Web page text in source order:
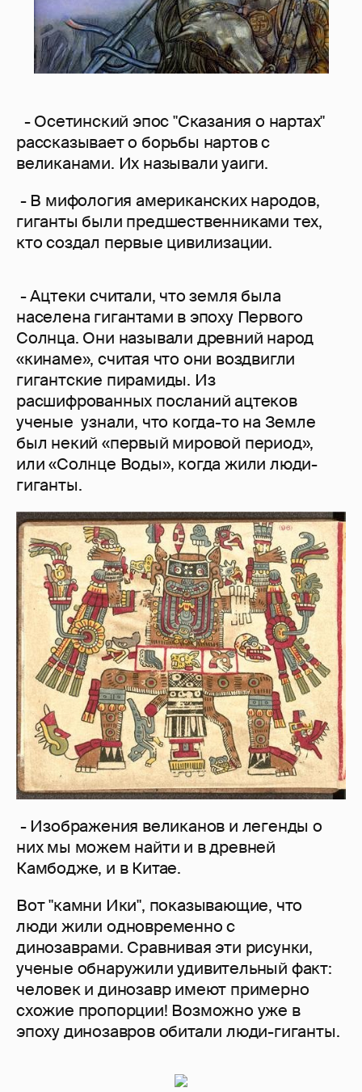
- Осетинский эпос "Сказания о нартах"
рассказывает о борьбы нартов с
великанами. Их называли уаиги.
- В мифология американских народов,
гиганты были предшественниками тех,
кто создал первые цивилизации.
- Ацтеки считали, что земля была
населена гигантами в эпоху Первого
Солнца. Они называли древний народ
«кинаме», считая что они воздвигли
гигантские пирамиды. Из
расшифрованных посланий ацтеков
ученые узнали, что когда-то на Земле
был некий «первый мировой период»,
или «Солнце Воды», когда жили люди-
гиганты.
- Изображения великанов и легенды о
них мы можем найти и в древней
Камбодже, и в Китае.
Вот "камни Ики", показывающие, что
люди жили одновременно с
динозаврами. Сравнивая эти рисунки,
ученые обнаружили удивительный факт:
человек и динозавр имеют примерно
схожие пропорции! Возможно уже в
эпоху динозавров обитали люди-гиганты.